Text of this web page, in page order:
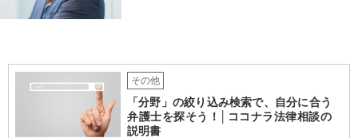
営判断ができるよう、法的側
面からバックアップします
【電話相談可】【オンライン
面談対応】
その他
「分野」の絞り込み検索で、自分に合う
弁護士を探そう！│ココナラ法律相談の
説明書